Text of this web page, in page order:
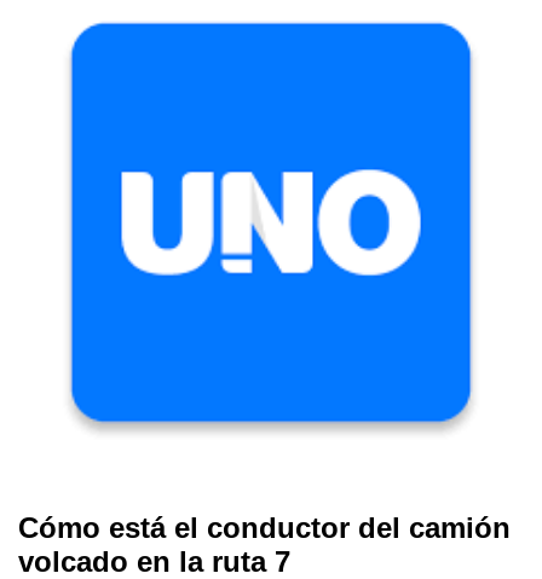
Cómo está el conductor del camión
volcado en la ruta 7